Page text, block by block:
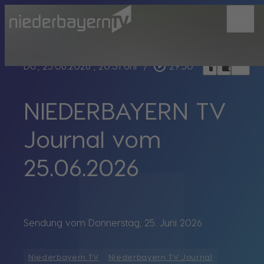
Do., 25.06.2026, 20:31 Uhr / play_circle_outline 29:50 headphoneschrome_reader_modebookmark_border
NIEDERBAYERN TV
Journal vom
25.06.2026
Sendung vom Donnerstag, 25. Juni 2026.
Niederbayern TV
Niederbayern TV Journal